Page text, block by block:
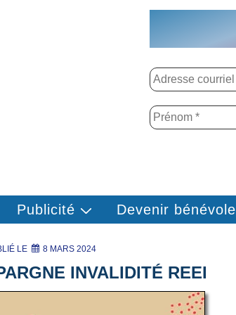
Publicité Devenir bénévole
LE 8 MARS 2024
INVALIDITÉ REEI